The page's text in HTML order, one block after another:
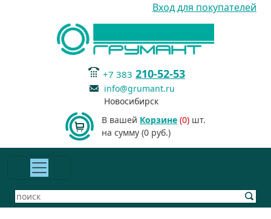
Вход для покупателей
+7 383 210-52-53
info@grumant.ru
Новосибирск
В вашей Корзине (0) шт.
на сумму (0 руб.)